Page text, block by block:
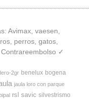
Avimax, vaesen,
perros, gatos,
✓
2gr benelux bogena
jaula loro con parque
rsl savic silvestrismo